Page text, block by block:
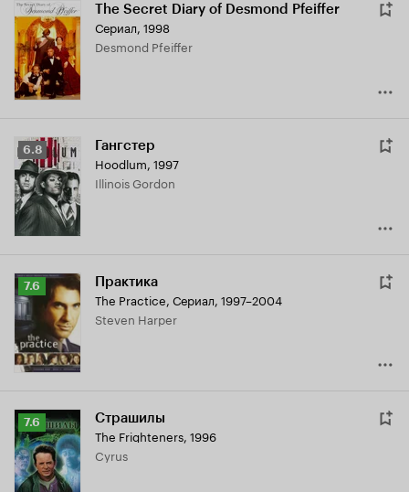
The Secret Diary of Desmond Pfeiffer
Сериал, 1998
Desmond Pfeiffer
Рейтинг
Кинопоиска
6.8
6.8 Гангстер
Hoodlum, 1997
Illinois Gordon
Рейтинг
Кинопоиска
7.6
7.6 Практика
The Practice, Сериал, 1997–2004
Steven Harper
Рейтинг
Кинопоиска
7.6
7.6 Страшилы
The Frighteners, 1996
Cyrus